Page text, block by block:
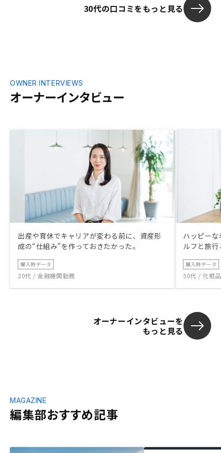
30代の口コミをもっと見る
オーナーインタビュー
OWNER INTERVIEWS
出産や育休でキャリアが変わる前に、資産形
成の“仕組み”を作っておきたかった。
購入時データ
20代 / 金融機関勤務
ハッピー
ルフと旅
購入時データ
50代 / 化粧
オーナーインタビューを
もっと見る
編集部おすすめ記事
MAGAZINE